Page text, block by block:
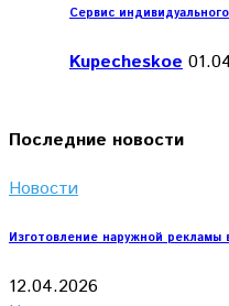
Сервис
Kupecheskoe
Последние новости
Новости
Изготовление наружной рекламы
12.04.2026